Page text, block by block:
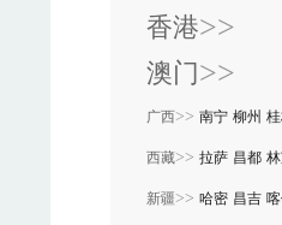
香港>>
澳门>>
广西>> 南宁 柳州
西藏>> 拉萨 昌都
新疆>> 哈密 昌吉